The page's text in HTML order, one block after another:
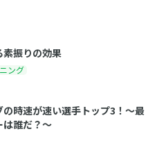
素振りの効果
ング
の時速が速い選手トップ3！〜最
は誰だ？〜